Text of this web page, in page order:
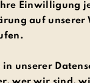
Einwilligung
auf unserer
in unserer